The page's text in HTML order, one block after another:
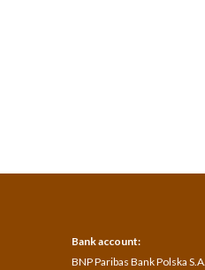
Bank account:
BNP Paribas Bank Polska S.A.